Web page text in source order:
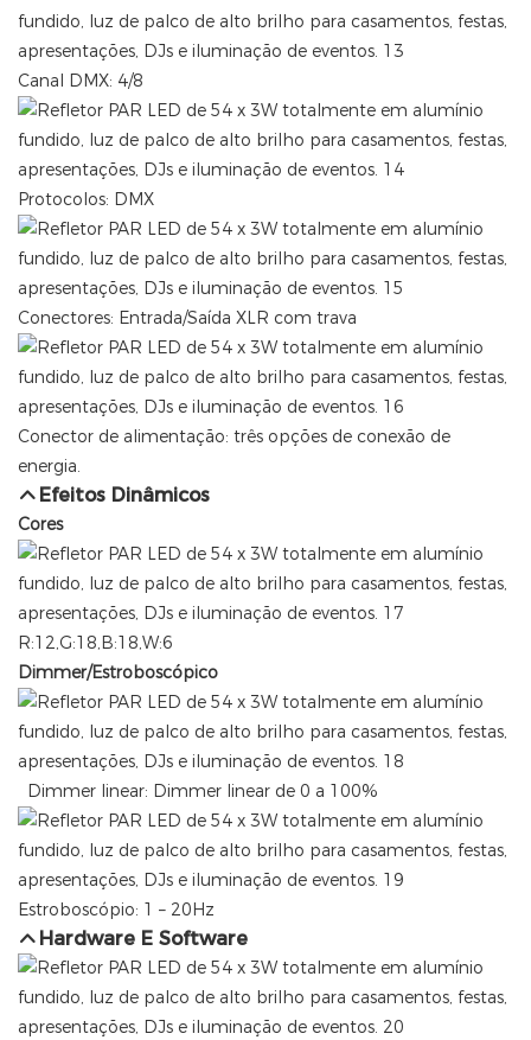
Canal DMX: 4/8
Protocolos: DMX
Conectores: Entrada/Saída XLR com trava
Conector de alimentação: três opções de conexão de
energia.
Efeitos Dinâmicos
Cores
R:12,G:18,B:18,W:6
Dimmer/Estroboscópico
Dimmer linear: Dimmer linear de 0 a 100%
Estroboscópio: 1 – 20Hz
Hardware E Software